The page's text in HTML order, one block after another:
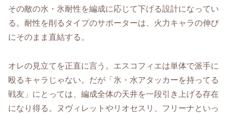
その敵の水・氷耐性を編成に応じて下げる設計になってい
る。耐性を削るタイプのサポーターは、火力キャラの伸び
にそのまま直結する。
オレの見立てを正直に言う。エスコフィエは単体で派手に
殴るキャラじゃない。だが「氷・水アタッカーを持ってる
戦友」にとっては、編成全体の天井を一段引き上げる存在
になり得る。ヌヴィレットやリオセスリ、フリーナといっ